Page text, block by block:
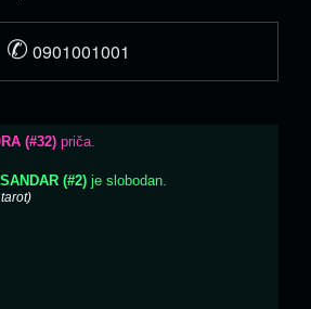
✆ 0901001001